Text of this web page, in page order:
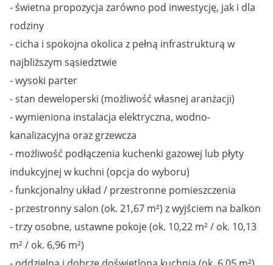
- świetna propozycja zarówno pod inwestycję, jak i dla
rodziny
- cicha i spokojna okolica z pełną infrastrukturą w
najbliższym sąsiedztwie
- wysoki parter
- stan deweloperski (możliwość własnej aranżacji)
- wymieniona instalacja elektryczna, wodno-
kanalizacyjna oraz grzewcza
- możliwość podłączenia kuchenki gazowej lub płyty
indukcyjnej w kuchni (opcja do wyboru)
- funkcjonalny układ / przestronne pomieszczenia
- przestronny salon (ok. 21,67 m²) z wyjściem na balkon
- trzy osobne, ustawne pokoje (ok. 10,22 m² / ok. 10,13
m² / ok. 6,96 m²)